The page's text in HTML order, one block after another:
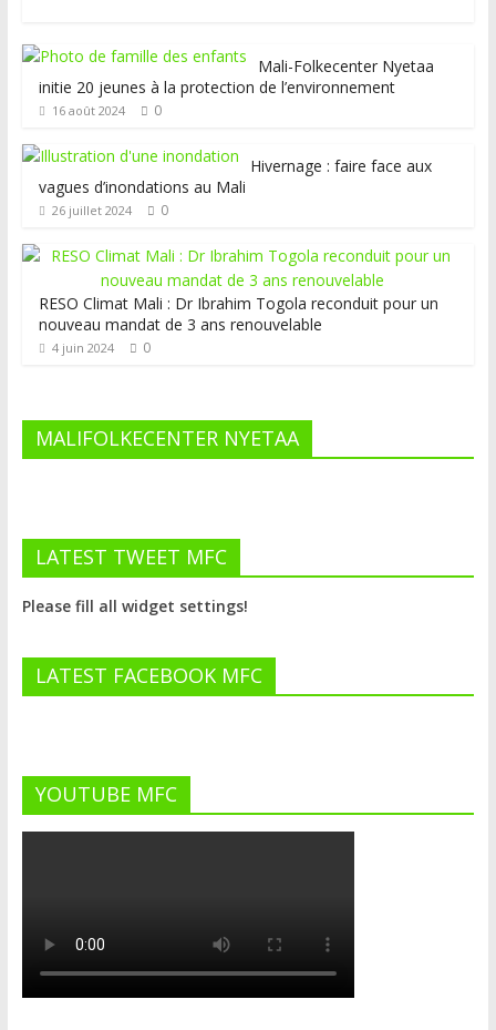
Mali-Folkecenter Nyetaa
initie 20 jeunes à la protection de l’environnement
16 août 2024 0
Hivernage : faire face aux
vagues d’inondations au Mali
26 juillet 2024 0
RESO Climat Mali : Dr Ibrahim Togola reconduit pour un
nouveau mandat de 3 ans renouvelable
4 juin 2024 0
MALIFOLKECENTER NYETAA
LATEST TWEET MFC
Please fill all widget settings!
LATEST FACEBOOK MFC
YOUTUBE MFC